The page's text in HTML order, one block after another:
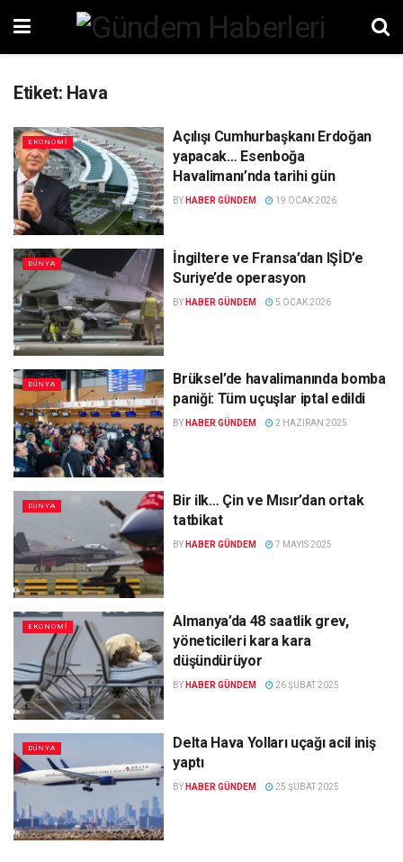
Etiket: Hava
EKONOMI
Açılışı Cumhurbaşkanı Erdoğan
yapacak… Esenboğa
Havalimanı’nda tarihi gün
BY HABER GÜNDEM 19 OCAK 2026
DÜNYA
İngiltere ve Fransa’dan IŞİD’e
Suriye’de operasyon
BY HABER GÜNDEM 5 OCAK 2026
DÜNYA
Brüksel’de havalimanında bomba
paniği: Tüm uçuşlar iptal edildi
BY HABER GÜNDEM 2 HAZIRAN 2025
DÜNYA
Bir ilk… Çin ve Mısır’dan ortak
tatbikat
BY HABER GÜNDEM 7 MAYIS 2025
EKONOMI
Almanya’da 48 saatlik grev,
yöneticileri kara kara
düşündürüyor
BY HABER GÜNDEM 26 ŞUBAT 2025
DÜNYA
Delta Hava Yolları uçağı acil iniş
yaptı
BY HABER GÜNDEM 25 ŞUBAT 2025